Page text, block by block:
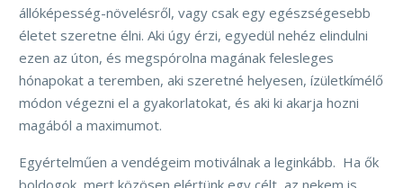
állóképesség-növelésről, vagy csak egy egészségesebb
életet szeretne élni. Aki úgy érzi, egyedül nehéz elindulni
ezen az úton, és megspórolna magának felesleges
hónapokat a teremben, aki szeretné helyesen, ízületkímélő
módon végezni el a gyakorlatokat, és aki ki akarja hozni
magából a maximumot.
Egyértelműen a vendégeim motiválnak a leginkább. Ha ők
boldogok, mert közösen elértünk egy célt, az nekem is